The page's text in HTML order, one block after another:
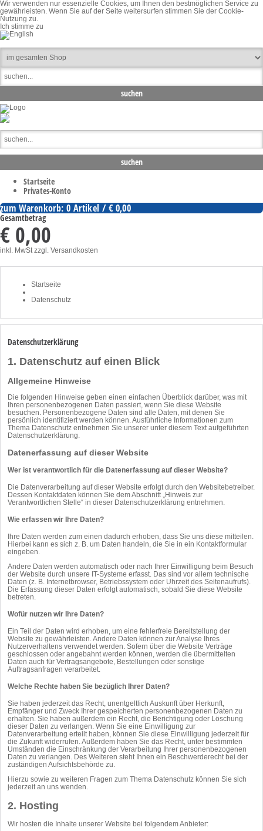
Wir verwenden nur essenzielle Cookies, um Ihnen den bestmöglichen Service zu
gewährleisten. Wenn Sie auf der Seite weitersurfen stimmen Sie der Cookie-
Nutzung zu.
Ich stimme zu
Startseite
Privates-Konto
zum Warenkorb: 0 Artikel / € 0,00
Gesamtbetrag
€ 0,00
inkl. MwStzzgl. Versandkosten
Startseite
Datenschutz
Datenschutz­erklärung
1. Datenschutz auf einen Blick
Allgemeine Hinweise
Die folgenden Hinweise geben einen einfachen Überblick darüber, was mit
Ihren personenbezogenen Daten passiert, wenn Sie diese Website
besuchen. Personenbezogene Daten sind alle Daten, mit denen Sie
persönlich identifiziert werden können. Ausführliche Informationen zum
Thema Datenschutz entnehmen Sie unserer unter diesem Text aufgeführten
Datenschutzerklärung.
Datenerfassung auf dieser Website
Wer ist verantwortlich für die Datenerfassung auf dieser Website?
Die Datenverarbeitung auf dieser Website erfolgt durch den Websitebetreiber.
Dessen Kontaktdaten können Sie dem Abschnitt „Hinweis zur
Verantwortlichen Stelle“ in dieser Datenschutzerklärung entnehmen.
Wie erfassen wir Ihre Daten?
Ihre Daten werden zum einen dadurch erhoben, dass Sie uns diese mitteilen.
Hierbei kann es sich z. B. um Daten handeln, die Sie in ein Kontaktformular
eingeben.
Andere Daten werden automatisch oder nach Ihrer Einwilligung beim Besuch
der Website durch unsere IT-Systeme erfasst. Das sind vor allem technische
Daten (z. B. Internetbrowser, Betriebssystem oder Uhrzeit des Seitenaufrufs).
Die Erfassung dieser Daten erfolgt automatisch, sobald Sie diese Website
betreten.
Wofür nutzen wir Ihre Daten?
Ein Teil der Daten wird erhoben, um eine fehlerfreie Bereitstellung der
Website zu gewährleisten. Andere Daten können zur Analyse Ihres
Nutzerverhaltens verwendet werden. Sofern über die Website Verträge
geschlossen oder angebahnt werden können, werden die übermittelten
Daten auch für Vertragsangebote, Bestellungen oder sonstige
Auftragsanfragen verarbeitet.
Welche Rechte haben Sie bezüglich Ihrer Daten?
Sie haben jederzeit das Recht, unentgeltlich Auskunft über Herkunft,
Empfänger und Zweck Ihrer gespeicherten personenbezogenen Daten zu
erhalten. Sie haben außerdem ein Recht, die Berichtigung oder Löschung
dieser Daten zu verlangen. Wenn Sie eine Einwilligung zur
Datenverarbeitung erteilt haben, können Sie diese Einwilligung jederzeit für
die Zukunft widerrufen. Außerdem haben Sie das Recht, unter bestimmten
Umständen die Einschränkung der Verarbeitung Ihrer personenbezogenen
Daten zu verlangen. Des Weiteren steht Ihnen ein Beschwerderecht bei der
zuständigen Aufsichtsbehörde zu.
Hierzu sowie zu weiteren Fragen zum Thema Datenschutz können Sie sich
jederzeit an uns wenden.
2. Hosting
Wir hosten die Inhalte unserer Website bei folgendem Anbieter: